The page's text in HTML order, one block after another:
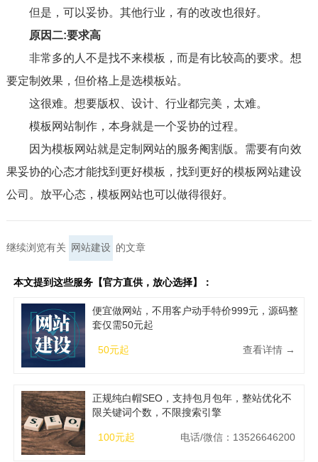
但是，可以妥协。其他行业，有的改改也很好。
原因二:要求高
非常多的人不是找不来模板，而是有比较高的要求。想
要定制效果，但价格上是选模板站。
这很难。想要版权、设计、行业都完美，太难。
模板网站制作，本身就是一个妥协的过程。
因为模板网站就是定制网站的服务阉割版。需要有向效
果妥协的心态才能找到更好模板，找到更好的模板网站建设
公司。放平心态，模板网站也可以做得很好。
继续浏览有关 网站建设 的文章
本文提到这些服务【官方直供，放心选择】：
便宜做网站，不用客户动手特价999元，源码整
套仅需50元起
50元起 查看详情 →
正规纯白帽SEO，支持包月包年，整站优化不
限关键词个数，不限搜索引擎
100元起 电话/微信：13526646200